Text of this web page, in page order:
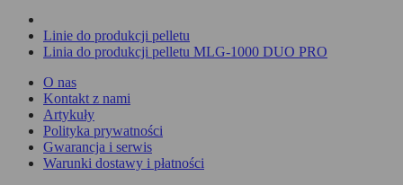
Linie do produkcji pelletu
Linia do produkcji pelletu MLG-1000 DUO PRO
O nas
Kontakt z nami
Artykuły
Polityka prywatności
Gwarancja i serwis
Warunki dostawy i płatności